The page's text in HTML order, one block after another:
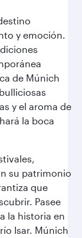
y emoción.
de Múnich
y el aroma de
la boca
su patrimonio
que
Pasee
la historia en
Isar. Múnich